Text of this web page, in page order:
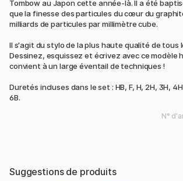
Tombow au Japon cette année-là. Il a été
que la finesse des particules du cœur du
milliards de particules par millimètre cube.
Il s'agit du stylo de la plus haute qualité de tous
Dessinez, esquissez et écrivez avec ce modèle
convient à un large éventail de techniques !
Duretés incluses dans le set : HB, F, H, 2H, 3H,
6B.
N°
Suggestions de produits